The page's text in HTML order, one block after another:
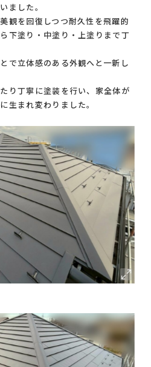
ました。
観を回復しつつ耐久性を飛躍的
下塗り・中塗り・上塗りまで丁
で立体感のある外観へと一新し
り丁寧に塗装を行い、家全体が
生まれ変わりました。